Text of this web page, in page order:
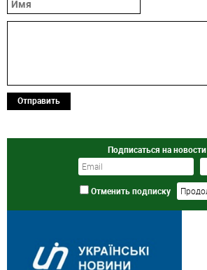
Отправить
Подписаться на новости
Отменить подписку